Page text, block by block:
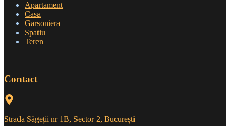
Apartament
Casa
Garsoniera
Spatiu
Teren
Contact
Strada Săgeții nr 1B, Sector 2, București